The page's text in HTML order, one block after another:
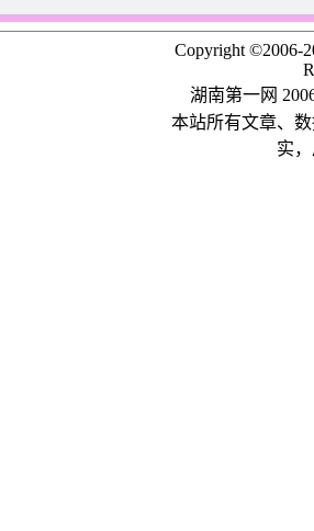
Copyright ©2006-
湖南第一网
本站所有文章、
实